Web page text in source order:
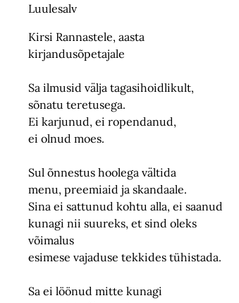
Luulesalv
Kirsi Rannastele, aasta
kirjandusõpetajale
Sa ilmusid välja tagasihoidlikult,
sõnatu teretusega.
Ei karjunud, ei ropendanud,
ei olnud moes.
Sul õnnestus hoolega vältida
menu, preemiaid ja skandaale.
Sina ei sattunud kohtu alla, ei saanud
kunagi nii suureks, et sind oleks
võimalus
esimese vajaduse tekkides tühistada.
Sa ei löönud mitte kunagi